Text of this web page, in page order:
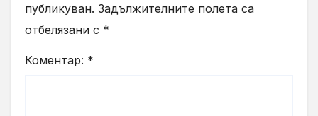
публикуван. Задължителните полета са
отбелязани с *
Коментар: *